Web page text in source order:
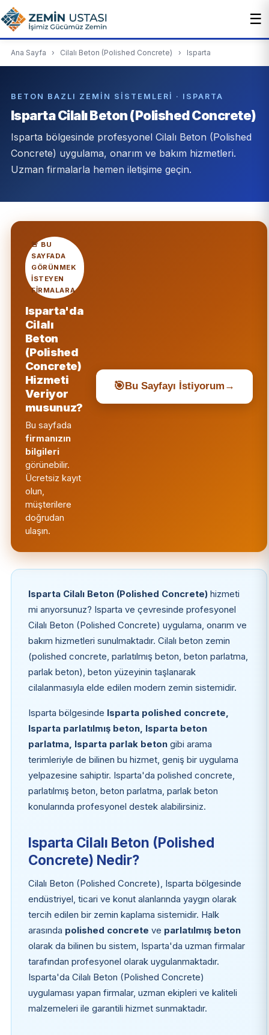
☰
Ana Sayfa › Cilalı Beton (Polished Concrete) › Isparta
BETON BAZLI ZEMIN SISTEMLERI · ISPARTA
Isparta Cilalı Beton (Polished Concrete)
Isparta bölgesinde profesyonel Cilalı Beton (Polished
Concrete) uygulama, onarım ve bakım hizmetleri.
Uzman firmalarla hemen iletişime geçin.
🚨 BU
SAYFADA
GÖRÜNMEK
ISTEYEN
FIRMALARA
Isparta'da
Cilalı
Beton
(Polished
Concrete)
Hizmeti
Veriyor
musunuz?
Bu sayfada
firmanızın
bilgileri
görünebilir.
Ücretsiz kayıt
olun,
müşterilere
doğrudan
ulaşın.
🎯 Bu Sayfayı İstiyorum →
Isparta Cilalı Beton (Polished Concrete)hizmeti
mi arıyorsunuz? Isparta ve çevresinde profesyonel
Cilalı Beton (Polished Concrete) uygulama, onarım ve
bakım hizmetleri sunulmaktadır. Cilalı beton zemin
(polished concrete, parlatılmış beton, beton parlatma,
parlak beton), beton yüzeyinin taşlanarak
cilalanmasıyla elde edilen modern zemin sistemidir.
Isparta bölgesinde Isparta polished concrete,
Isparta parlatılmış beton, Isparta beton
parlatma, Isparta parlak betongibi arama
terimleriyle de bilinen bu hizmet, geniş bir uygulama
yelpazesine sahiptir. Isparta'da polished concrete,
parlatılmış beton, beton parlatma, parlak beton
konularında profesyonel destek alabilirsiniz.
Isparta Cilalı Beton (Polished
Concrete) Nedir?
Cilalı Beton (Polished Concrete), Isparta bölgesinde
endüstriyel, ticari ve konut alanlarında yaygın olarak
tercih edilen bir zemin kaplama sistemidir. Halk
arasında polished concrete ve parlatılmış beton
olarak da bilinen bu sistem, Isparta'da uzman firmalar
tarafından profesyonel olarak uygulanmaktadır.
Isparta'da Cilalı Beton (Polished Concrete)
uygulaması yapan firmalar, uzman ekipleri ve kaliteli
malzemeleri ile garantili hizmet sunmaktadır.